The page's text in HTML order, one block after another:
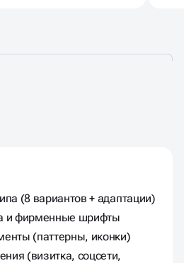
(8 вариантов + адаптации)
и фирменные шрифты
(паттерны, иконки)
(визитка, соцсети,